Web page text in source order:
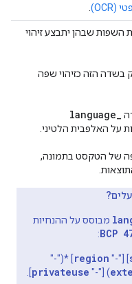
.
שבהן יתבצע זיהוי
הזה כזיהוי שפה
הלטיני.
הטקסט בתמונה,
מבוסס על ההנחיות
:
region
] *("-"
) [‎"-"
privateuse
].